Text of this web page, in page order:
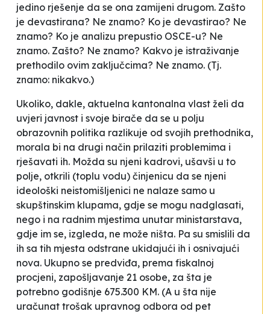
jedino rješenje da se ona zamijeni drugom. Zašto
je devastirana? Ne znamo? Ko je devastirao? Ne
znamo? Ko je analizu prepustio OSCE-u? Ne
znamo. Zašto? Ne znamo? Kakvo je istraživanje
prethodilo ovim zaključcima? Ne znamo. (Tj.
znamo: nikakvo.)
Ukoliko, dakle, aktuelna kantonalna vlast želi da
uvjeri javnost i svoje birače da se u polju
obrazovnih politika razlikuje od svojih prethodnika,
morala bi na drugi način prilaziti problemima i
rješavati ih. Možda su njeni kadrovi, ušavši u to
polje, otkrili (toplu vodu) činjenicu da se njeni
ideološki neistomišljenici ne nalaze samo u
skupštinskim klupama, gdje se mogu nadglasati,
nego i na radnim mjestima unutar ministarstava,
gdje im se, izgleda, ne može ništa. Pa su smislili da
ih sa tih mjesta odstrane ukidajući ih i osnivajući
nova. Ukupno se predviđa, prema fiskalnoj
procjeni, zapošljavanje 21 osobe, za šta je
potrebno godišnje 675.300 KM. (A u šta nije
uračunat trošak upravnog odbora od pet